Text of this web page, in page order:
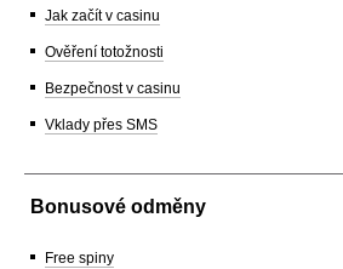
Jak začít v casinu
Ověření totožnosti
Bezpečnost v casinu
Vklady přes SMS
Bonusové odměny
Free spiny